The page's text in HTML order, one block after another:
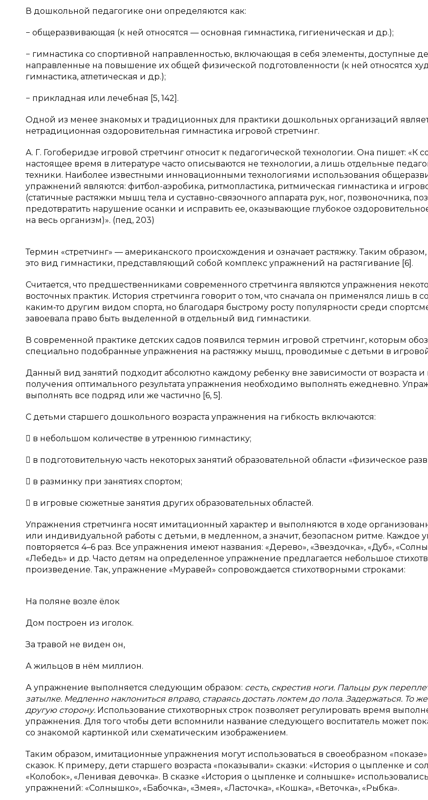
В дошкольной педагогике они определяются как:
− общеразвивающая (к ней относятся — основная гимнастика, гигиеническая и др.);
− гимнастика со спортивной направленностью, включающая в себя элементы, доступные
направленные на повышение их общей физической подготовленности (к ней относятся
гимнастика, атлетическая и др.);
− прикладная или лечебная [5, 142].
Одной из менее знакомых и традиционных для практики дошкольных организаций
нетрадиционная оздоровительная гимнастика игровой стретчинг.
А. Г. Гогоберидзе игровой стретчинг относит к педагогической технологии. Она пишет: «К
настоящее время в литературе часто описываются не технологии, а лишь отдельные
техники. Наиболее известными инновационными технологиями использования
упражнений являются: фитбол-аэробика, ритмопластика, ритмическая гимнастика и
(статичные растяжки мышц тела и суставно-связочного аппарата рук, ног, позвоночника,
предотвратить нарушение осанки и исправить ее, оказывающие глубокое
на весь организм)». (пед, 203)
Термин «стретчинг» — американского происхождения и означает растяжку. Таким
это вид гимнастики, представляющий собой комплекс упражнений на растягивание [6].
Считается, что предшественниками современного стретчинга являются упражнения
восточных практик. История стретчинга говорит о том, что сначала он применялся лишь в
каким‑то другим видом спорта, но благодаря быстрому росту популярности среди
завоевала право быть выделенной в отдельный вид гимнастики.
В современной практике детских садов появился термин игровой стретчинг, которым
специально подобранные упражнения на растяжку мышц, проводимые с детьми в
Данный вид занятий подходит абсолютно каждому ребенку вне зависимости от возраста и
получения оптимального результата упражнения необходимо выполнять ежедневно.
выполнять все подряд или же частично [6, 5].
С детьми старшего дошкольного возраста упражнения на гибкость включаются:
 в небольшом количестве в утреннюю гимнастику;
 в подготовительную часть некоторых занятий образовательной области «физическое
 в разминку при занятиях спортом;
 в игровые сюжетные занятия других образовательных областей.
Упражнения стретчинга носят имитационный характер и выполняются в ходе
или индивидуальной работы с детьми, в медленном, а значит, безопасном ритме. Каждое
повторяется 4–6 раз. Все упражнения имеют названия: «Дерево», «Звездочка», «Дуб»,
«Лебедь» и др. Часто детям на определенное упражнение предлагается небольшое
произведение. Так, упражнение «Муравей» сопровождается стихотворными строками:
На поляне возле ёлок
Дом построен из иголок.
За травой не виден он,
А жильцов в нём миллион.
А упражнение выполняется следующим образом: сесть, скрестив ноги. Пальцы рук
затылке. Медленно наклониться вправо, стараясь достать локтем до пола. Задержаться. То
другую сторону. Использование стихотворных строк позволяет регулировать время
упражнения. Для того чтобы дети вспомнили название следующего воспитатель может
со знакомой картинкой или схематическим изображением.
Таким образом, имитационные упражнения могут использоваться в своеобразном
сказок. К примеру, дети старшего возраста «показывали» сказки: «История о цыпленке и
«Колобок», «Ленивая девочка». В сказке «История о цыпленке и солнышке»
упражнений: «Солнышко», «Бабочка», «Змея», «Ласточка», «Кошка», «Веточка», «Рыбка».